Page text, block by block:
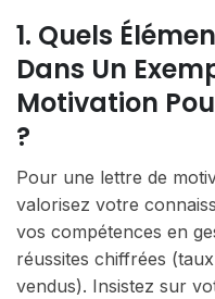
1. Quels
Dans Un
Motivation
?
Pour une lettre de
valorisez votre
vos compétences en
réussites chiffrées
vendus). Insistez sur